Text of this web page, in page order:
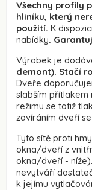
Všechny profily
hliníku, který
použití. K
nabídky.
Výrobek je
demont). Stačí
Dveře
slabším přítlakem
režimu se totiž
zavíráním dveří
Tyto sítě proti
okna/dveří z
okna/dveří -
nevytváří
k jejímu